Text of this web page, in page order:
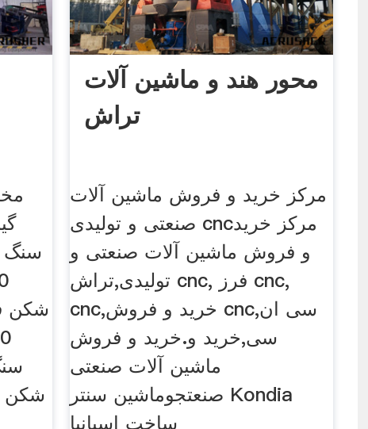
شکن
شکن
محور هند و ماشین آلات
تراش
مرکز خرید و فروش ماشین آلات
صنعتی و تولیدی cncمرکز خرید
و فروش ماشین آلات صنعتی و
تولیدی,تراش cnc, فرز cnc,
cnc,خرید و فروش cnc,سی ان
سی,خرید و.خرید و فروش
ماشین آلات صنعتی
صنعتجوماشین سنتر Kondia
ساخت اسپانیا